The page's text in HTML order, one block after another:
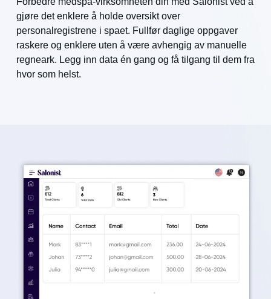
gjøre det enklere å holde oversikt over
personalregistrene i spaet. Fullfør daglige oppgaver
raskere og enklere uten å være avhengig av manuelle
regneark. Legg inn data én gang og få tilgang til dem fra
hvor som helst.